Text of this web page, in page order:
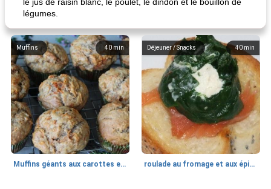
légumes.
40 min
Muffins
Muffins géants aux carottes et à la banane de Nif
40 min
Déjeuner / Snacks
roulade au fromage et aux épinards